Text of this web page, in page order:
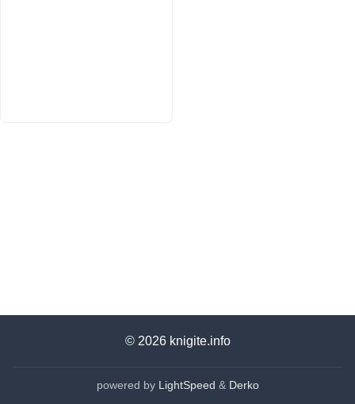
© 2026 knigite.info
powered by LightSpeed & Derko